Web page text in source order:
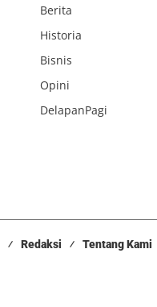
Berita
Historia
Bisnis
Opini
DelapanPagi
Redaksi Tentang Kami